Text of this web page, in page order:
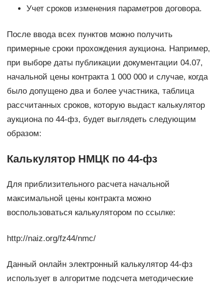
Учет сроков изменения параметров договора.
После ввода всех пунктов можно получить
примерные сроки прохождения аукциона. Например,
при выборе даты публикации документации 04.07,
начальной цены контракта 1 000 000 и случае, когда
было допущено два и более участника, таблица
рассчитанных сроков, которую выдаст калькулятор
аукциона по 44-фз, будет выглядеть следующим
образом:
Калькулятор НМЦК по 44-фз
Для приблизительного расчета начальной
максимальной цены контракта можно
воспользоваться калькулятором по ссылке:
http://naiz.org/fz44/nmc/
Данный онлайн электронный калькулятор 44-фз
использует в алгоритме подсчета методические